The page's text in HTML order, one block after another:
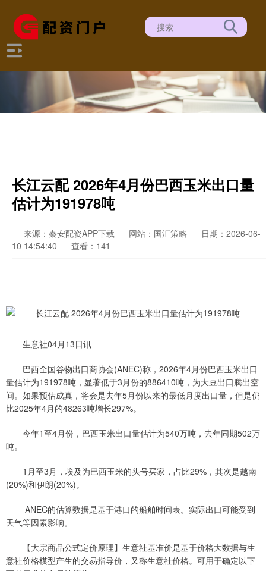
长江云配 2026年4月份巴西玉米出口量
估计为191978吨
来源：秦安配资APP下载 网站：国汇策略
日期：2026-06-
10 14:54:40
查看：141
生意社04月13日讯
巴西全国谷物出口商协会(ANEC)称，2026年4月份巴西玉米出口
量估计为191978吨，显著低于3月份的886410吨，为大豆出口腾出空
间。如果预估成真，将会是去年5月份以来的最低月度出口量，但是仍
比2025年4月的48263吨增长297%。
今年1至4月份，巴西玉米出口量估计为540万吨，去年同期502万
吨。
1月至3月，埃及为巴西玉米的头号买家，占比29%，其次是越南
(20%)和伊朗(20%)。
ANEC的估算数据是基于港口的船舶时间表。实际出口可能受到
天气等因素影响。
【大宗商品公式定价原理】生意社基准价是基于价格大数据与生
意社价格模型产生的交易指导价，又称生意社价格。可用于确定以下